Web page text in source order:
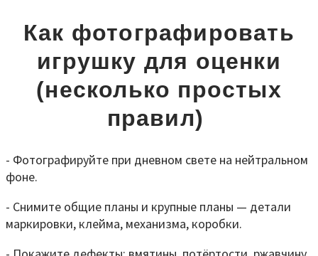
Как фотографировать
игрушку для оценки
(несколько простых
правил)
- Фотографируйте при дневном свете на нейтральном
фоне.
- Снимите общие планы и крупные планы — детали
маркировки, клейма, механизма, коробки.